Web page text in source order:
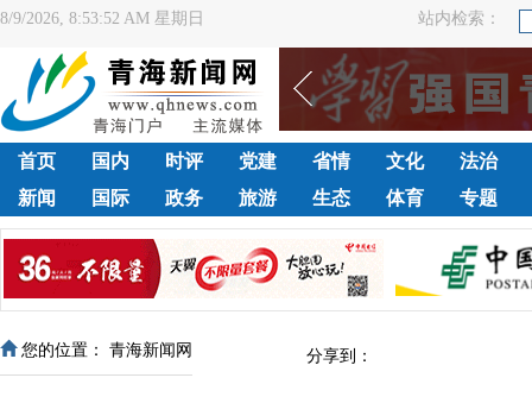
8/9/2026, 8:53:52 AM 星期日 站内检索：
首页 国内 时评 党建 省情 文化
法治
新闻
国际 政务 旅游 生态 体育 专题
您的位置： 青海新闻网 分享到：